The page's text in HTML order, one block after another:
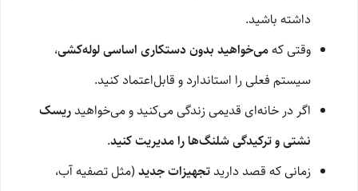
داشته باشید.
وقتی کهمی‌خواهید بدون دستکاری اساسی لوله‌کشی،
سیستم فعلی را استاندارد و قابل‌اعتماد کنید.
اگر در خانه‌ای قدیمی زندگی می‌کنید و می‌خواهیدریسک
نشتی و ترکیدگی شلنگ‌ها را مدیریت کنید.
زمانی که قصد داریدتجهیزات جدید (مثل تصفیه آب،